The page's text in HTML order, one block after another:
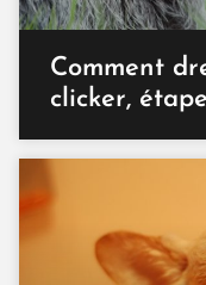
Comment
clicker,